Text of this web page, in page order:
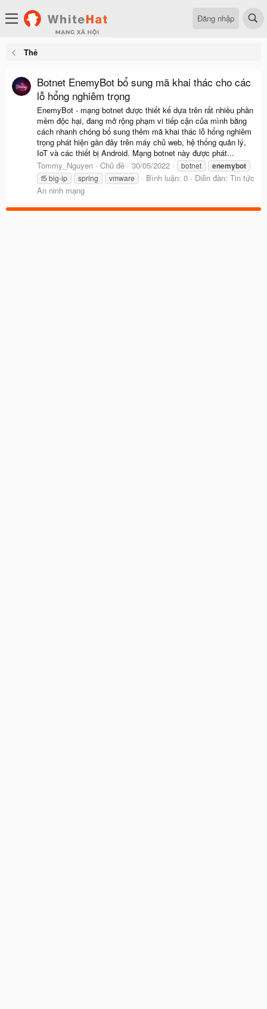
Đăng nhập
Thẻ
Botnet EnemyBot bổ sung mã khai thác cho các
lỗ hổng nghiêm trọng
EnemyBot - mạng botnet được thiết kế dựa trên rất nhiều phần
mềm độc hại, đang mở rộng phạm vi tiếp cận của mình bằng
cách nhanh chóng bổ sung thêm mã khai thác lỗ hổng nghiêm
trọng phát hiện gần đây trên máy chủ web, hệ thống quản lý,
IoT và các thiết bị Android. Mạng botnet này được phát...
Tommy_Nguyen
Chủ đề 30/05/2022 botnet enemybot
f5 big-ip spring vmware Bình luận: 0 Diễn đàn: Tin tức
An ninh mạng